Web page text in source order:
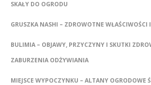
SKAŁY DO OGRODU
GRUSZKA NASHI – ZDROWOTNE WŁAŚCIWOŚCI
BULIMIA – OBJAWY, PRZYCZYNY I SKUTKI
ZABURZENIA ODŻYWIANIA
MIEJSCE WYPOCZYNKU – ALTANY OGRODOWE